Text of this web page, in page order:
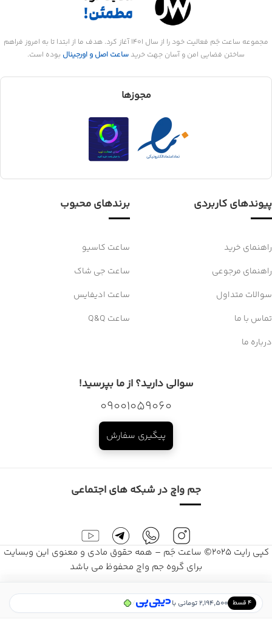
مجموعه ساعت جَم فعالیت خود را از سال 1401 آغاز کرد. هدف ما از ابتدا تا به امروز فراهم
ساختن فضایی امن و آسان جهت خرید ساعت اصل و اورجینال بوده است.
مجوزها
پیوندهای کاربردی
راهنمای خرید
راهنمای مرجوعی
سوالات متداول
تماس با ما
درباره ما
برندهای محبوب
ساعت کاسیو
ساعت جی شاک
ساعت ادیفایس
ساعت Q&Q
سوالی دارید؟ از ما بپرسید!
09001059060
پیگیری سفارش
جم واچ در شبکه های اجتماعی
کپی رایت 2025© ساعت جَم – همه حقوق مادی و معنوی این وبسایت
برای گروه جم واچ محفوظ می باشد
۴ قسط 2,194,500 تومانی با /